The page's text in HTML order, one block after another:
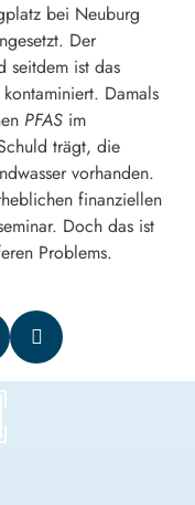
bei Neuburg
Der
seitdem ist das
Damals
PFAS im
trägt, die
vorhanden.
finanziellen
Doch das ist
Problems.